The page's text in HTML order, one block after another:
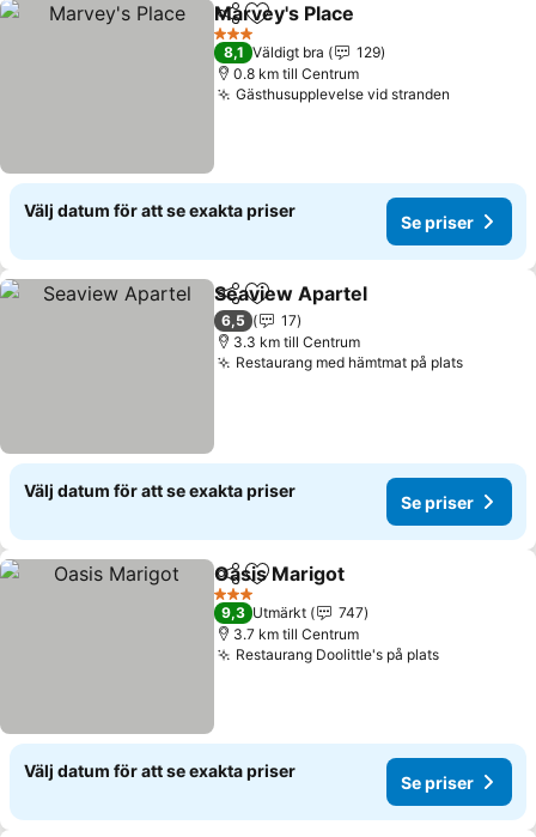
Dela Lägg till i Mina Favoriter
Marvey's Place
3 Stjärnor
8,1 Väldigt bra
129
0.8 km till Centrum
Gästhusupplevelse vid stranden
Välj datum för att se exakta priser
Se priser
Dela Lägg till i Mina Favoriter
Seaview Apartel
6,5
17
3.3 km till Centrum
Restaurang med hämtmat på plats
Välj datum för att se exakta priser
Se priser
Dela Lägg till i Mina Favoriter
Oasis Marigot
3 Stjärnor
9,3 Utmärkt
747
3.7 km till Centrum
Restaurang Doolittle's på plats
Välj datum för att se exakta priser
Se priser